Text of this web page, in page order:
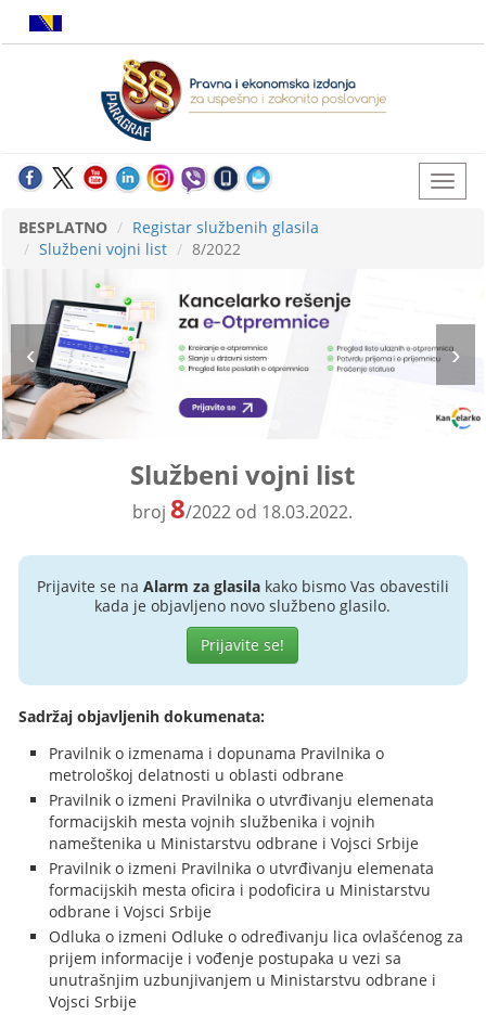
BESPLATNO
Registar službenih glasila
Službeni vojni list
8/2022
Službeni vojni list
broj8/2022 od 18.03.2022.
Prijavite se na Alarm za glasilakako bismo Vas obavestili
kada je objavljeno novo službeno glasilo.
Prijavite se!
Sadržaj objavljenih dokumenata:
Pravilnik o izmenama i dopunama Pravilnika o
metrološkoj delatnosti u oblasti odbrane
Pravilnik o izmeni Pravilnika o utvrđivanju elemenata
formacijskih mesta vojnih službenika i vojnih
nameštenika u Ministarstvu odbrane i Vojsci Srbije
Pravilnik o izmeni Pravilnika o utvrđivanju elemenata
formacijskih mesta oficira i podoficira u Ministarstvu
odbrane i Vojsci Srbije
Odluka o izmeni Odluke o određivanju lica ovlašćenog za
prijem informacije i vođenje postupaka u vezi sa
unutrašnjim uzbunjivanjem u Ministarstvu odbrane i
Vojsci Srbije